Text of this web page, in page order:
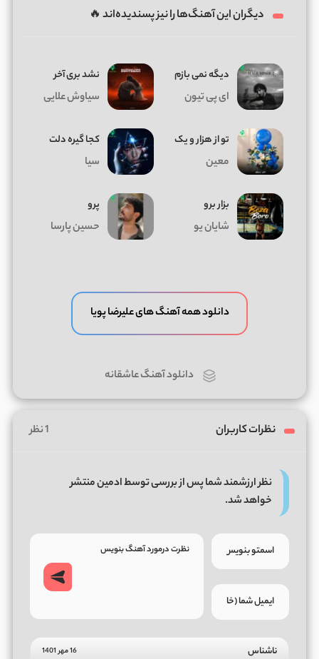
دیگران این آهنگ‌ها را نیز پسندیده‌اند 🔥
دیگه نمی بازم
ای پی تیون
نشد بری آخر
سیاوش علایی
تو از هزار و یک
معین
کجا گیره دلت
سیا
بزار برو
شایان یو
پرو
حسین پارسا
دانلود همه آهنگ های علیرضا پویا
دانلود آهنگ عاشقانه
نظرات کاربران 1 نظر
نظر ارزشمند شما پس از بررسی توسط ادمین منتشر
خواهد شد.
ناشناس 16 مهر 1401